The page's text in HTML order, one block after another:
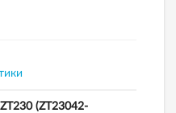
(ZT23042-